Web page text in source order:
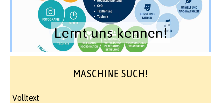
Lernt uns kennen!
MASCHINE SUCH!
Volltext